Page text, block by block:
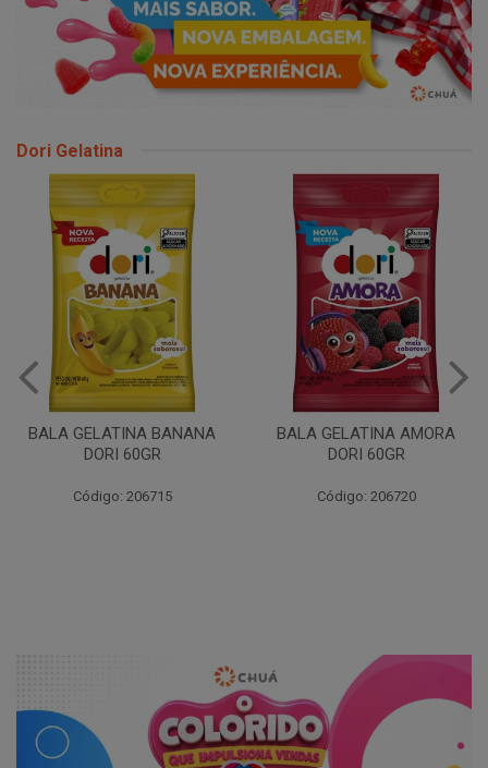
Dori Gelatina
BALA GELATINA BANANA
DORI 60GR
Código: 206715
BALA GELATINA AMORA
DORI 60GR
Código: 206720